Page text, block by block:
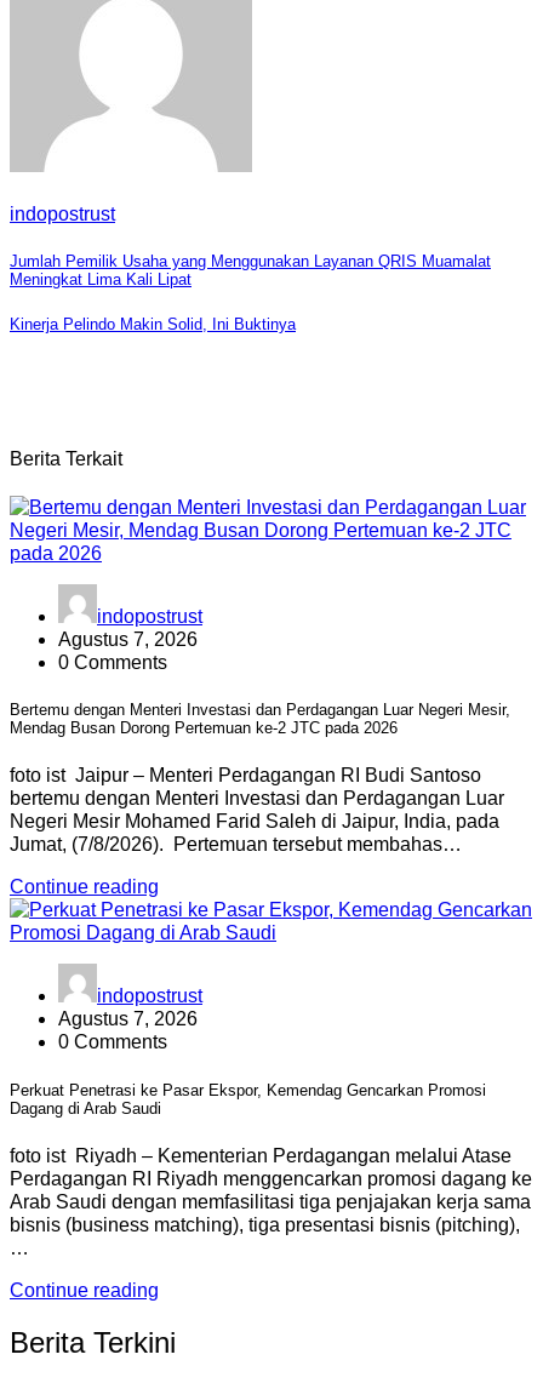
indopostrust
Navigasi
Jumlah Pemilik Usaha yang Menggunakan Layanan QRIS Muamalat
Meningkat Lima Kali Lipat
Kinerja Pelindo Makin Solid, Ini Buktinya
Berita Terkait
indopostrust
Agustus 7, 2026
0 Comments
Bertemu dengan Menteri Investasi dan Perdagangan Luar Negeri Mesir,
Mendag Busan Dorong Pertemuan ke-2 JTC pada 2026
foto ist Jaipur – Menteri Perdagangan RI Budi Santoso
bertemu dengan Menteri Investasi dan Perdagangan Luar
Negeri Mesir Mohamed Farid Saleh di Jaipur, India, pada
Jumat, (7/8/2026). Pertemuan tersebut membahas…
Continue reading
indopostrust
Agustus 7, 2026
0 Comments
Perkuat Penetrasi ke Pasar Ekspor, Kemendag Gencarkan Promosi
Dagang di Arab Saudi
foto ist Riyadh – Kementerian Perdagangan melalui Atase
Perdagangan RI Riyadh menggencarkan promosi dagang ke
Arab Saudi dengan memfasilitasi tiga penjajakan kerja sama
bisnis (business matching), tiga presentasi bisnis (pitching),
…
Continue reading
Berita Terkini